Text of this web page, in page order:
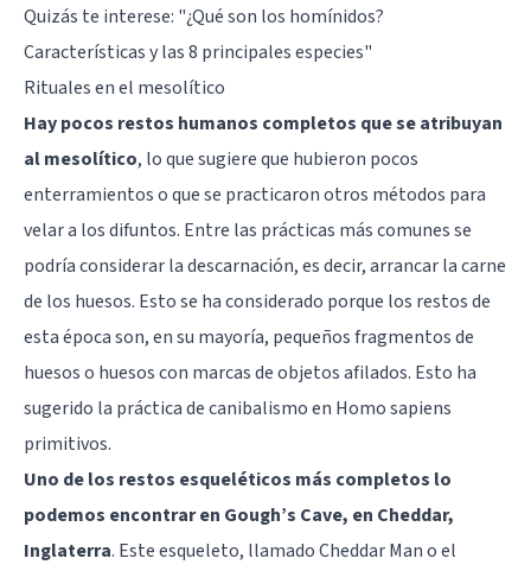
Quizás te interese: "¿Qué son los homínidos?
Características y las 8 principales especies"
Rituales en el mesolítico
Hay pocos restos humanos completos que se atribuyan
al mesolítico, lo que sugiere que hubieron pocos
enterramientos o que se practicaron otros métodos para
velar a los difuntos. Entre las prácticas más comunes se
podría considerar la descarnación, es decir, arrancar la carne
de los huesos. Esto se ha considerado porque los restos de
esta época son, en su mayoría, pequeños fragmentos de
huesos o huesos con marcas de objetos afilados. Esto ha
sugerido la práctica de canibalismo en Homo sapiens
primitivos.
Uno de los restos esqueléticos más completos lo
podemos encontrar en Gough’s Cave, en Cheddar,
Inglaterra. Este esqueleto, llamado Cheddar Man o el